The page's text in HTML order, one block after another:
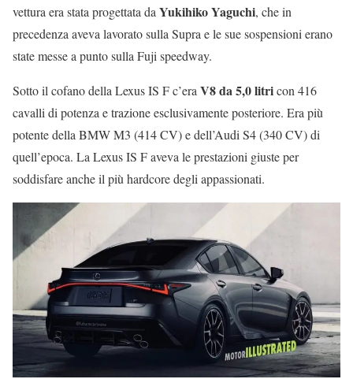
vettura era stata progettata da Yukihiko Yaguchi, che in
precedenza aveva lavorato sulla Supra e le sue sospensioni erano
state messe a punto sulla Fuji speedway.
Sotto il cofano della Lexus IS F c’era V8 da 5,0 litricon 416
cavalli di potenza e trazione esclusivamente posteriore. Era più
potente della BMW M3 (414 CV) e dell’Audi S4 (340 CV) di
quell’epoca. La Lexus IS F aveva le prestazioni giuste per
soddisfare anche il più hardcore degli appassionati.